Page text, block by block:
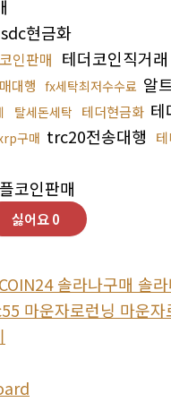
현금화
인판매 테더코인직거래
대행 fx세탁최저수수료 알
탈세돈세탁 테더현금화 테
구매 trc20전송대행
코인판매
싫어요0
솔라나구매 솔
마운자로런닝 마운자